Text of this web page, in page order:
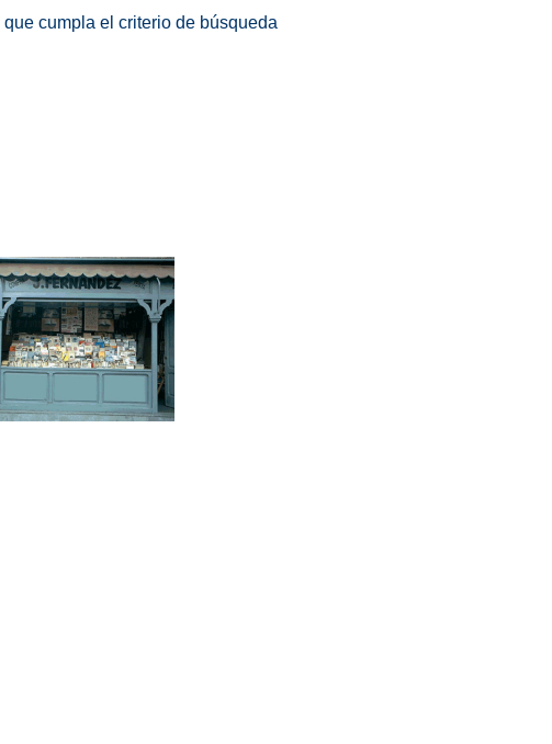
cumpla el criterio de búsqueda